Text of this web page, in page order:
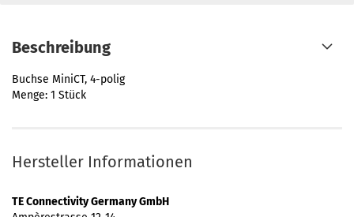
Beschreibung
Buchse MiniCT, 4-polig
Menge: 1 Stück
Hersteller Informationen
TE Connectivity Germany GmbH